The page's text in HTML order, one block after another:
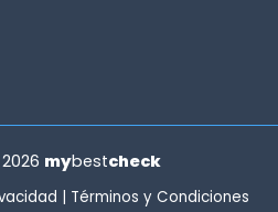
mybestcheck
Términos y Condiciones